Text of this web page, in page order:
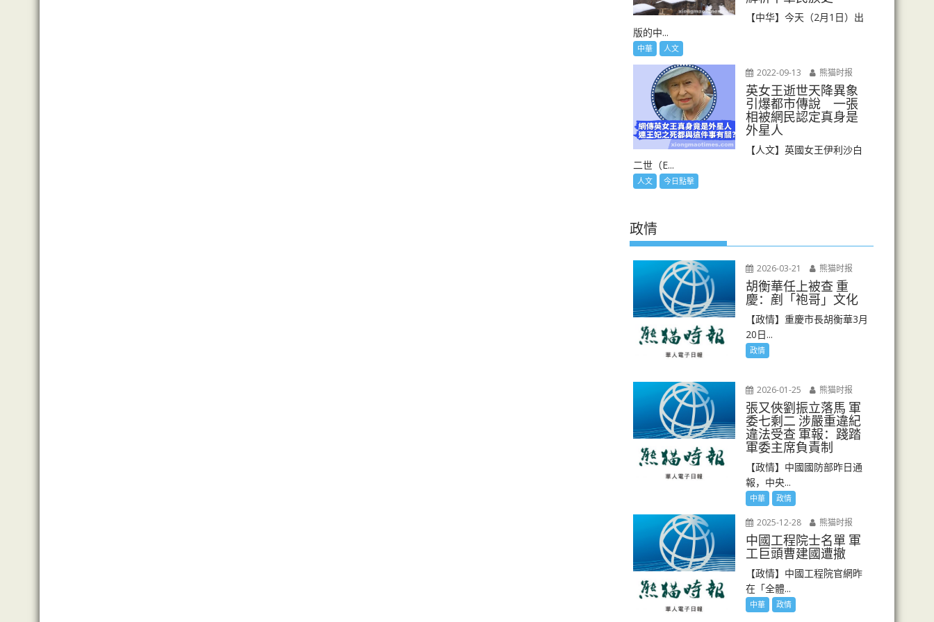
【中华】今天（2月1日）出
版的中...
中華 人文
2022-09-13 熊猫时报
英女王逝世天降異象
引爆都市傳說 一張
相被網民認定真身是
外星人
【人文】英國女王伊利沙白
二世（E...
人文 今日點擊
政情
2026-03-21 熊猫时报
胡衡華任上被查 重
慶：剷「袍哥」文化
【政情】重慶市長胡衡華3月
20日...
政情
2026-01-25 熊猫时报
張又俠劉振立落馬 軍
委七剩二 涉嚴重違紀
違法受查 軍報：踐踏
軍委主席負責制
【政情】中國國防部昨日通
報，中央...
中華 政情
2025-12-28 熊猫时报
中國工程院士名單 軍
工巨頭曹建國遭撤
【政情】中國工程院官網昨
在「全體...
中華 政情